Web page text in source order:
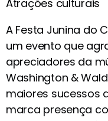
Atrações culturais
A Festa Junina do
um evento que
apreciadores da
Washington &
maiores sucessos
marca presença